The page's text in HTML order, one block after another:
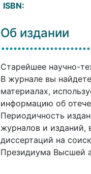
ISBN:
Об издании
Старейшее научно-
В журнале вы
материалах,
информацию об
Периодичность
журналов и изданий,
диссертаций на
Президиума Высшей